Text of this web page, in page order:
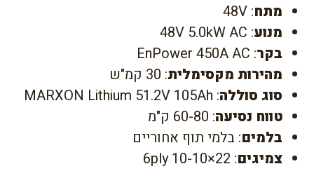
מתח: 48V
מנוע: 48V 5.0kW AC
בקר: EnPower 450A AC
מהירות מקסימלית: 30 קמ"ש
סוג סוללה: MARXON Lithium 51.2V 105Ah
טווח נסיעה: 60-80 ק"מ
בלמים: בלמי תוף אחוריים
צמיגים: 22×10-10 6ply